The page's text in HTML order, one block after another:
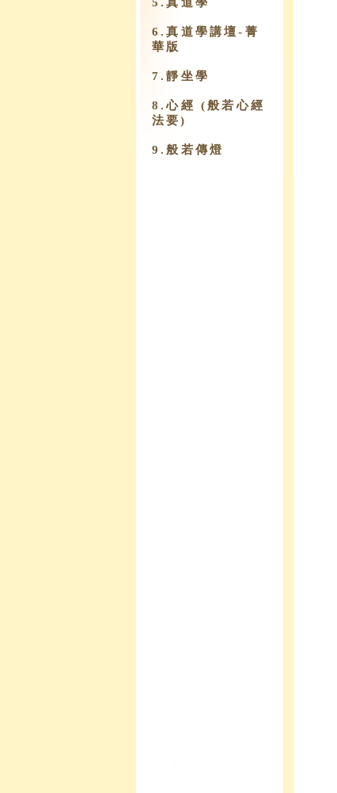
6.真道學講壇-菁
華版
7.靜坐學
8.心經 (般若心經
法要)
9.​般若傳燈